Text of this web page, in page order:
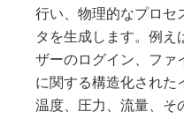
行い、物理的なプロセ
タを生成します。例え
ザーのログイン、ファ
に関する構造化された
温度、圧力、流量、そ